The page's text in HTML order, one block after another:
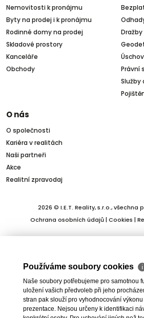
Nemovitosti k pronájmu
Byty na prodej i k pronájmu
Rodinné domy na prodej
Skladové prostory
Kanceláře
Obchody
Dražby
Právní
Služby
O nás
O společnosti
Kariéra v realitách
Naši partneři
Akce
Realitní zpravodaj
2026 © I.E.T. Reality, s.r.o., všechna
Ochrana osobních údajů| Cookies |
Používáme soubory cookies ℹ
Naše soubory potřebujeme pro samotnou
uložení vašich předvoleb při jeho
stran pak slouží pro vyhodnocování
prezentace. Nejsou určeny k identifikaci